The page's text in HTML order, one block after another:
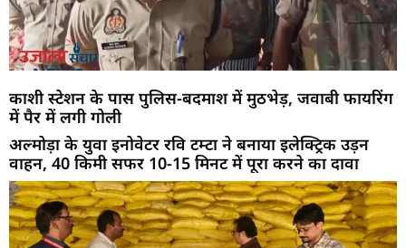
काशी स्टेशन के पास पुलिस-बदमाश में मुठभेड़, जवाबी फायरिंग
में पैर में लगी गोली
अल्मोड़ा के युवा इनोवेटर रवि टम्टा ने बनाया इलेक्ट्रिक उड़न
वाहन, 40 किमी सफर 10-15 मिनट में पूरा करने का दावा